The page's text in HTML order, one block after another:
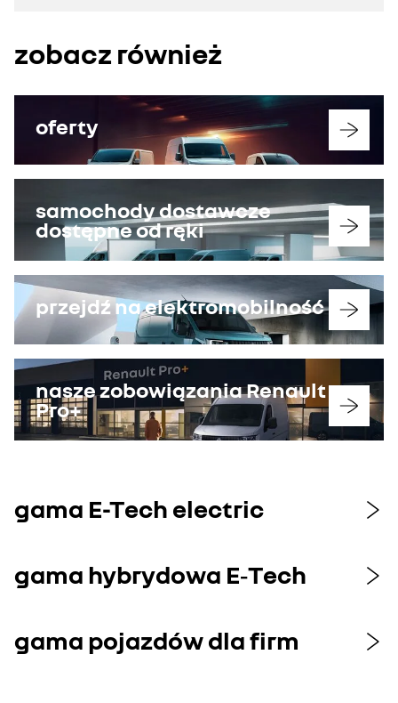
zobacz również
oferty
samochody dostawcze
dostępne od ręki
przejdź na elektromobilność
nasze zobowiązania Renault
Pro+
gama E-Tech electric
gama hybrydowa E‑Tech
gama pojazdów dla firm